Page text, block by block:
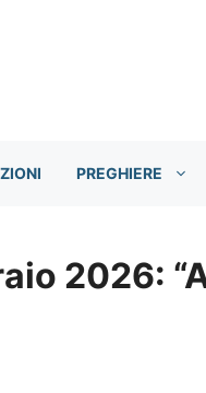
PREGHIERE
2026: